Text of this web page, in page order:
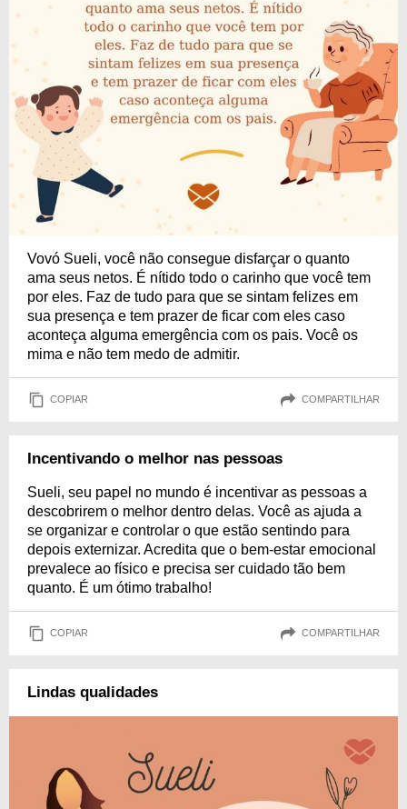
Vovó Sueli, você não consegue disfarçar o quanto
ama seus netos. É nítido todo o carinho que você tem
por eles. Faz de tudo para que se sintam felizes em
sua presença e tem prazer de ficar com eles caso
aconteça alguma emergência com os pais. Você os
mima e não tem medo de admitir.
COPIAR COMPARTILHAR
Incentivando o melhor nas pessoas
Sueli, seu papel no mundo é incentivar as pessoas a
descobrirem o melhor dentro delas. Você as ajuda a
se organizar e controlar o que estão sentindo para
depois externizar. Acredita que o bem-estar emocional
prevalece ao físico e precisa ser cuidado tão bem
quanto. É um ótimo trabalho!
COPIAR COMPARTILHAR
Lindas qualidades